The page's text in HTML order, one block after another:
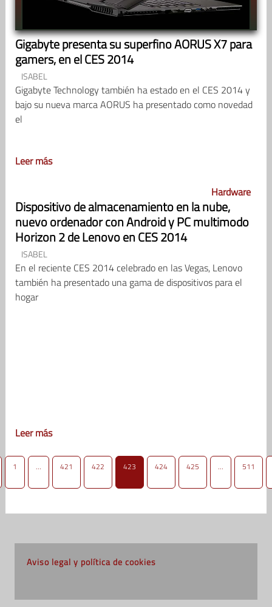
Gigabyte presenta su superfino AORUS X7 para
gamers, en el CES 2014
ISABEL
Gigabyte Technology también ha estado en el CES 2014 y
bajo su nueva marca AORUS ha presentado como novedad
el
Leer más
Hardware
Dispositivo de almacenamiento en la nube,
nuevo ordenador con Android y PC multimodo
Horizon 2 de Lenovo en CES 2014
ISABEL
En el reciente CES 2014 celebrado en las Vegas, Lenovo
también ha presentado una gama de dispositivos para el
hogar
Leer más
1 … 421 422 423 424 425 … 511
Aviso legal y política de cookies